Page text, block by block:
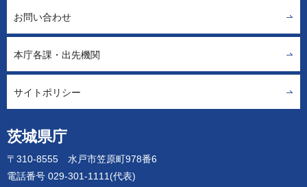
茨城県庁
〒310-8555 水戸市笠原町978番6
電話番号 029-301-1111(代表)
お問い合わせ
本庁各課・出先機関
サイトポリシー